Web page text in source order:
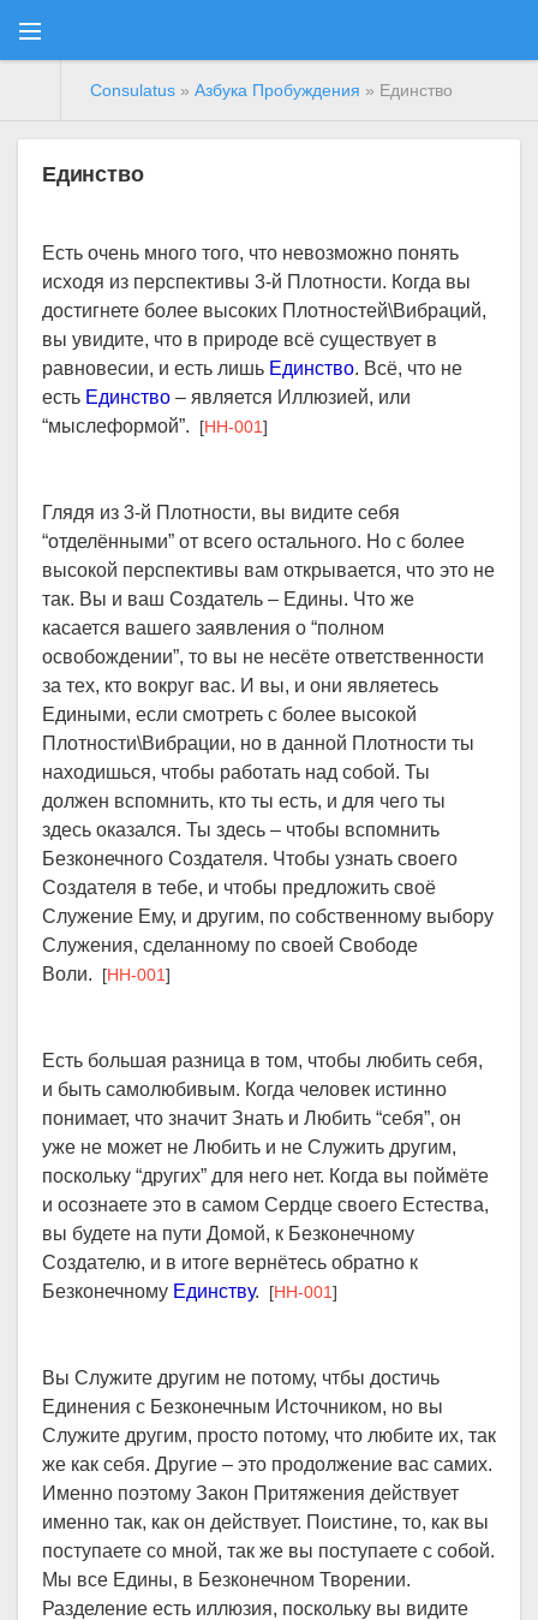
Consulatus » Азбука Пробуждения » Единство
Единство
Есть очень много того, что невозможно понять
исходя из перспективы 3-й Плотности. Когда вы
достигнете более высоких Плотностей\Вибраций,
вы увидите, что в природе всё существует в
равновесии, и есть лишь Единство. Всё, что не
есть Единство – является Иллюзией, или
“мыслеформой”. [HH-001]
Глядя из 3-й Плотности, вы видите себя
“отделёнными” от всего остального. Но с более
высокой перспективы вам открывается, что это не
так. Вы и ваш Создатель – Едины. Что же
касается вашего заявления о “полном
освобождении”, то вы не несёте ответственности
за тех, кто вокруг вас. И вы, и они являетесь
Едиными, если смотреть с более высокой
Плотности\Вибрации, но в данной Плотности ты
находишься, чтобы работать над собой. Ты
должен вспомнить, кто ты есть, и для чего ты
здесь оказался. Ты здесь – чтобы вспомнить
Безконечного Создателя. Чтобы узнать своего
Создателя в тебе, и чтобы предложить своё
Служение Ему, и другим, по собственному выбору
Служения, сделанному по своей Свободе
Воли. [HH-001]
Есть большая разница в том, чтобы любить себя,
и быть самолюбивым. Когда человек истинно
понимает, что значит Знать и Любить “себя”, он
уже не может не Любить и не Служить другим,
поскольку “других” для него нет. Когда вы поймёте
и осознаете это в самом Сердце своего Естества,
вы будете на пути Домой, к Безконечному
Создателю, и в итоге вернётесь обратно к
Безконечному Единству. [HH-001]
Вы Служите другим не потому, чтбы достичь
Единения с Безконечным Источником, но вы
Служите другим, просто потому, что любите их, так
же как себя. Другие – это продолжение вас самих.
Именно поэтому Закон Притяжения действует
именно так, как он действует. Поистине, то, как вы
поступаете со мной, так же вы поступаете с собой.
Мы все Едины, в Безконечном Творении.
Разделение есть иллюзия, поскольку вы видите